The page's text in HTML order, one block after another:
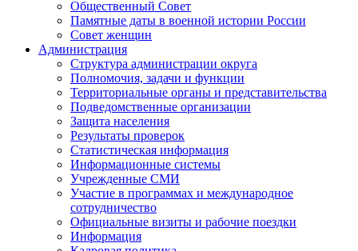
Общественный Совет
Памятные даты в военной истории России
Совет женщин
Администрация
Структура администрации округа
Полномочия, задачи и функции
Территориальные органы и представительства
Подведомственные организации
Защита населения
Результаты проверок
Статистическая информация
Информационные системы
Учрежденные СМИ
Участие в программах и международное
сотрудничество
Официальные визиты и рабочие поездки
Информация